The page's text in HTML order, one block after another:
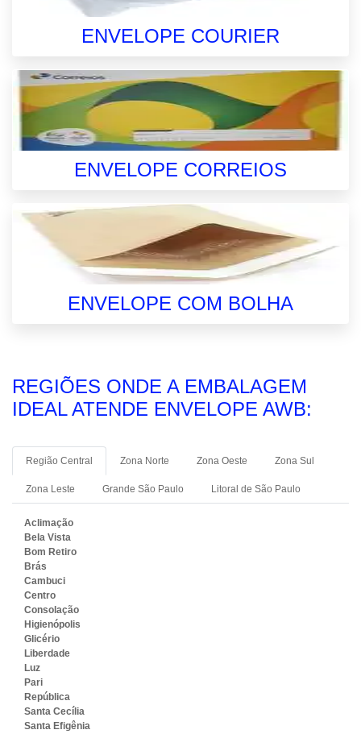
ENVELOPE COURIER
ENVELOPE CORREIOS
ENVELOPE COM BOLHA
REGIÕES ONDE A EMBALAGEM
IDEAL ATENDE ENVELOPE AWB:
Região Central Zona Norte Zona Oeste Zona Sul
Zona Leste Grande São Paulo Litoral de São Paulo
Aclimação
Bela Vista
Bom Retiro
Brás
Cambuci
Centro
Consolação
Higienópolis
Glicério
Liberdade
Luz
Pari
República
Santa Cecília
Santa Efigênia